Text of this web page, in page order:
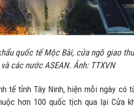
quốc tế Mộc Bài, cửa ngõ giao
các nước ASEAN. Ảnh: TTXVN
tế tỉnh Tây Ninh, hiện mỗi ngày có
hơn 100 quốc tịch qua lại Cửa